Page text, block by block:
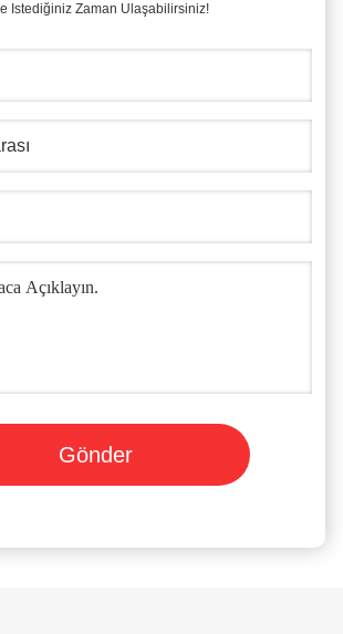
Istediğiniz Zaman Ulaşabilirsiniz!
Gönder